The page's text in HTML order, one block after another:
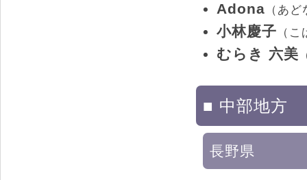
Adona （あ
小林慶子 （
むらき 六美
■ 中部地方
長野県